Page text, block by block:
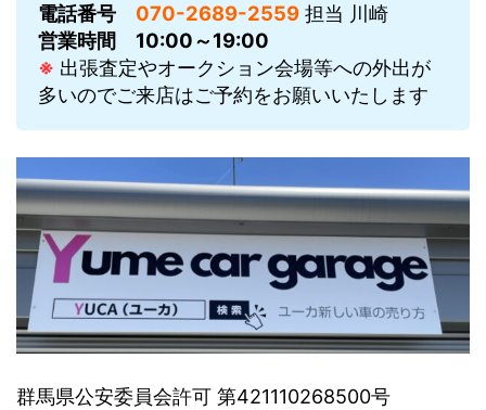
電話番号 070-2689-2559 担当 川崎
営業時間
10:00～19:00
※ 出張査定やオークション会場等への外出が
多いのでご来店はご予約をお願いいたします
群馬県公安委員会許可 第421110268500号